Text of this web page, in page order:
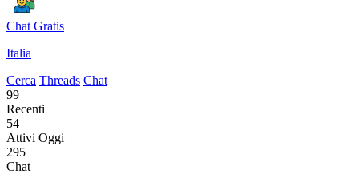
Chat Gratis
Italia
Cerca Threads Chat
99
Recenti
54
Attivi Oggi
295
Chat